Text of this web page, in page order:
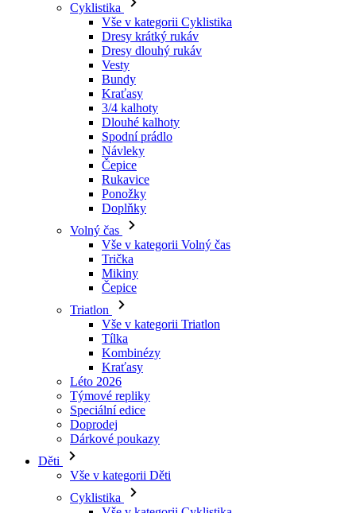
Cyklistika
Vše v kategorii Cyklistika
Dresy krátký rukáv
Dresy dlouhý rukáv
Vesty
Bundy
Kraťasy
3/4 kalhoty
Dlouhé kalhoty
Spodní prádlo
Návleky
Čepice
Rukavice
Ponožky
Doplňky
Volný čas
Vše v kategorii Volný čas
Trička
Mikiny
Čepice
Triatlon
Vše v kategorii Triatlon
Tílka
Kombinézy
Kraťasy
Léto 2026
Týmové repliky
Speciální edice
Doprodej
Dárkové poukazy
Děti
Vše v kategorii Děti
Cyklistika